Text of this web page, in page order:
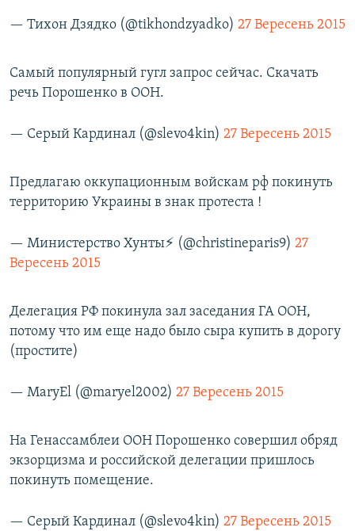
— Тихон Дзядко (@tikhondzyadko) 27 Вересень 2015
Самый популярный гугл запрос сейчас. Скачать
речь Порошенко в ООН.
— Серый Кардинал (@slevo4kin) 27 Вересень 2015
Предлагаю оккупационным войскам рф покинуть
территорию Украины в знак протеста !
— Министерство Хунты⚡️ (@christineparis9) 27
Вересень 2015
Делегация РФ покинула зал заседания ГА ООН,
потому что им еще надо было сыра купить в дорогу
(простите)
— MaryEl (@maryel2002) 27 Вересень 2015
На Генассамблеи ООН Порошенко совершил обряд
экзорцизма и российской делегации пришлось
покинуть помещение.
— Серый Кардинал (@slevo4kin) 27 Вересень 2015